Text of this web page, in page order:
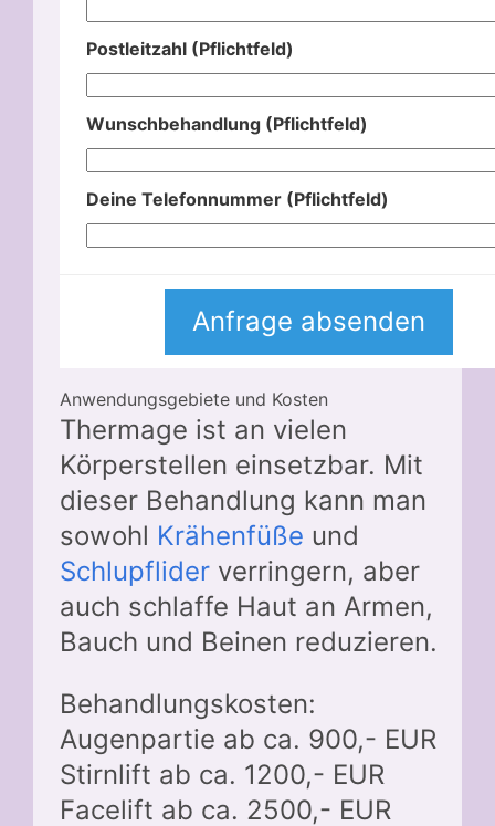
Postleitzahl (Pflichtfeld)
Wunschbehandlung (Pflichtfeld)
Deine Telefonnummer (Pflichtfeld)
Anwendungsgebiete und Kosten
Thermage ist an vielen
Körperstellen einsetzbar. Mit
dieser Behandlung kann man
sowohl Krähenfüße und
Schlupflider verringern, aber
auch schlaffe Haut an Armen,
Bauch und Beinen reduzieren.
Behandlungskosten:
Augenpartie ab ca. 900,- EUR
Stirnlift ab ca. 1200,- EUR
Facelift ab ca. 2500,- EUR